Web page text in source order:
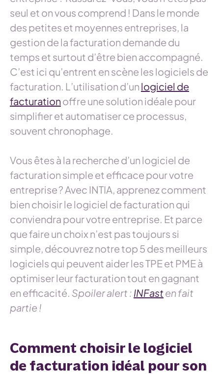
seul et on vous comprend ! Dans le monde
des petites et moyennes entreprises, la
gestion de la facturation demande du
temps et surtout d’être bien accompagné.
C’est ici qu’entrent en scène les logiciels de
facturation. L’utilisation d’un logiciel de
facturationoffre une solution idéale pour
simplifier et automatiser ce processus,
souvent chronophage.
Vous êtes à la recherche d’un logiciel de
facturation simple et efficace pour votre
entreprise ? Avec INTIA, apprenez comment
bien choisir le logiciel de facturation qui
conviendra pour votre entreprise. Et parce
que faire un choix n’est pas toujours si
simple, découvrez notre top 5 des meilleurs
logiciels qui peuvent aider les TPE et PME à
optimiser leur facturation tout en gagnant
en efficacité. Spoiler alert : INFasten fait
partie !
Comment choisir le logiciel
de facturation idéal pour son